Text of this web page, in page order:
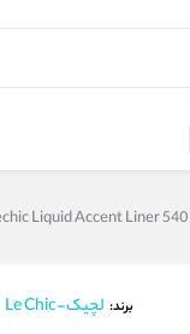
برند: لچیک-Le Chic